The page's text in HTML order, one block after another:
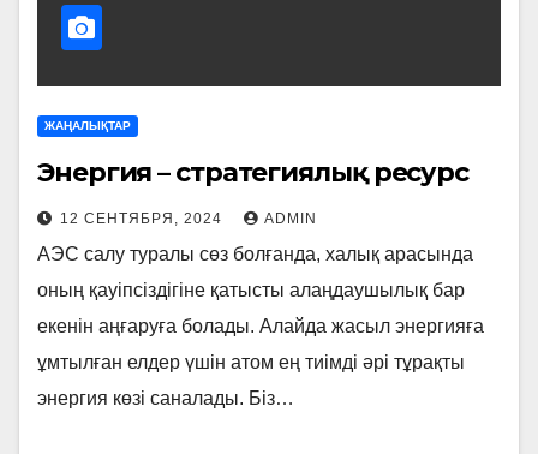
ЖАҢАЛЫҚТАР
Энергия – стратегиялық ресурс
12 СЕНТЯБРЯ, 2024 ADMIN
АЭС салу туралы сөз болғанда, халық арасында
оның қауіпсіздігіне қатыс­ты алаңдаушылық бар
екенін аңғаруға болады. Алайда жасыл энергияға
ұмтылған елдер үшін атом ең тиімді әрі тұрақты
энергия көзі саналады. Біз…